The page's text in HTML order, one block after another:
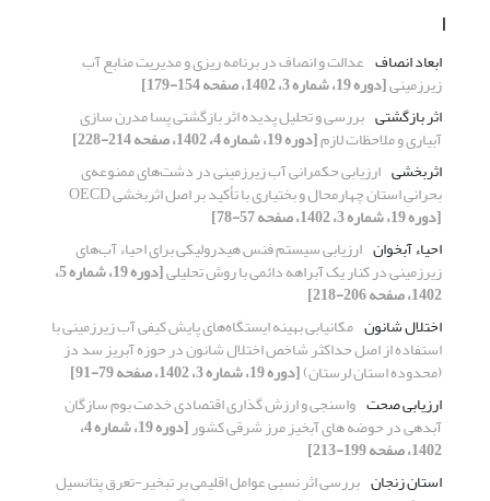
ا
ابعاد انصاف عدالت و انصاف در برنامه ریزی و مدیریت منابع آب
زیرزمینی[دوره 19، شماره 3، 1402، صفحه 154-179]
اثر بازگشتی بررسی و تحلیل پدیده اثر بازگشتی پسا مدرن سازی
آبیاری و ملاحظات لازم[دوره 19، شماره 4، 1402، صفحه 214-228]
اثربخشی ارزیابی حکمرانی آب زیرزمینی در دشت‌‌های ممنوعه‌ی
بحرانیِ استان چهارمحال و بختیاری با تأکید بر اصل اثربخشی OECD
[دوره 19، شماره 3، 1402، صفحه 57-78]
احیاء آبخوان ارزیابی سیستم فنس هیدرولیکی برای احیاء آب‌های
زیرزمینی در کنار یک آبراهه دائمی با روش تحلیلی [دوره 19، شماره 5،
1402، صفحه 206-218]
اختلال شانون مکانیابی بهینه ایستگاه‌های پایش کیفی آب زیرزمینی با
استفاده از اصل حداکثر شاخص اختلال شانون در حوزه آبریز سد دز
(محدوده استان لرستان)[دوره 19، شماره 3، 1402، صفحه 79-91]
ارزیابی صحت واسنجی و ارزش گذاری اقتصادی خدمت بوم سازگان
آبدهی در حوضه های آبخیز مرز شرقی کشور [دوره 19، شماره 4،
1402، صفحه 199-213]
استان زنجان بررسی اثر نسبی عوامل اقلیمی بر تبخیر-تعرق پتانسیل